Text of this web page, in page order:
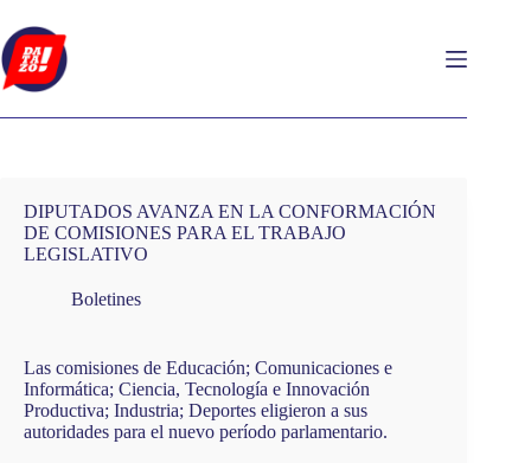
contenido
DIPUTADOS AVANZA EN LA CONFORMACIÓN
DE COMISIONES PARA EL TRABAJO
LEGISLATIVO
Boletines
Las comisiones de Educación; Comunicaciones e
Informática; Ciencia, Tecnología e Innovación
Productiva; Industria; Deportes eligieron a sus
autoridades para el nuevo período parlamentario.